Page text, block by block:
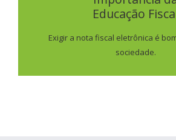
Educação
Exigir a nota fiscal eletrônica é
sociedade.
SAIBA MAIS